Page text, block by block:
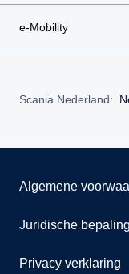
e-Mobility
Scania Nederland:
Algemene
Juridische
Privacy verklaring